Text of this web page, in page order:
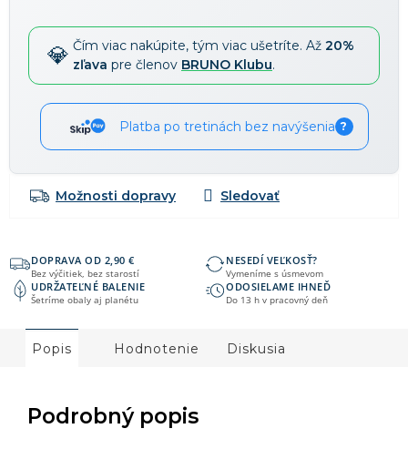
Čím viac nakúpite, tým viac ušetríte. Až 20%
zľava pre členov BRUNO Klubu.
Platba po tretinách bez navýšenia ?
Možnosti dopravy
DOPRAVA OD 2,90 €
Bez výčitiek, bez starostí
NESEDÍ VEĽKOSŤ?
Vymeníme s úsmevom
UDRŽATEĽNÉ BALENIE
Šetríme obaly aj planétu
ODOSIELAME IHNEĎ
Do 13 h v pracovný deň
Popis Hodnotenie Diskusia
Podrobný popis